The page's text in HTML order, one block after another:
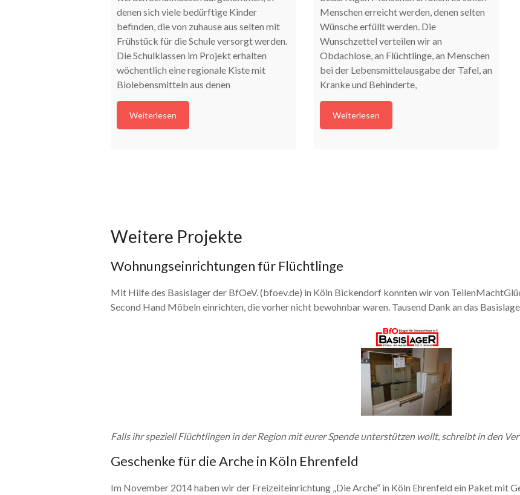
denen sich viele bedürftige Kinder
befinden, die von zuhause aus selten mit
Frühstück für die Schule versorgt werden.
Die Schulklassen im Projekt erhalten
wöchentlich eine regionale Kiste mit
Biolebensmitteln aus denen
Weiterlesen
Menschen erreicht werden, denen selten
Wünsche erfüllt werden. Die
Wunschzettel verteilen wir an
Obdachlose, an Flüchtlinge, an Menschen
bei der Lebensmittelausgabe der Tafel, an
Kranke und Behinderte,
Weiterlesen
Weitere Projekte
Wohnungseinrichtungen für Flüchtlinge
Mit Hilfe des Basislager der BfOeV. (bfoev.de) in Köln Bickendorf konnten wir von
Second Hand Möbeln einrichten, die vorher nicht bewohnbar waren. Tausend Dank an das
Falls ihr speziell Flüchtlingen in der Region mit eurer Spende unterstützen wollt, schreibt in den
Geschenke für die Arche in Köln Ehrenfeld
Im November 2014 haben wir der Freizeiteinrichtung „Die Arche“ in Köln Ehrenfeld ein Paket mit